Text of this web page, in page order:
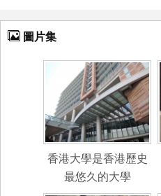
圖片集
香港大學是香港歷史
最悠久的大學